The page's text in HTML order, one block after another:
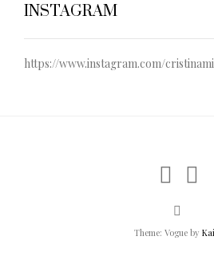
INSTAGRAM
https://www.instagram.com/
Theme: Vogue by